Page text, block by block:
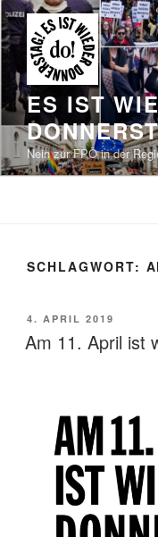
Zum
Inhalt
springen
ES IST
Nein zur FPÖ in der
SCHLAGWORT:
VERÖFFENTLICHT
AM
4. APRIL 2019
Am 11. April ist